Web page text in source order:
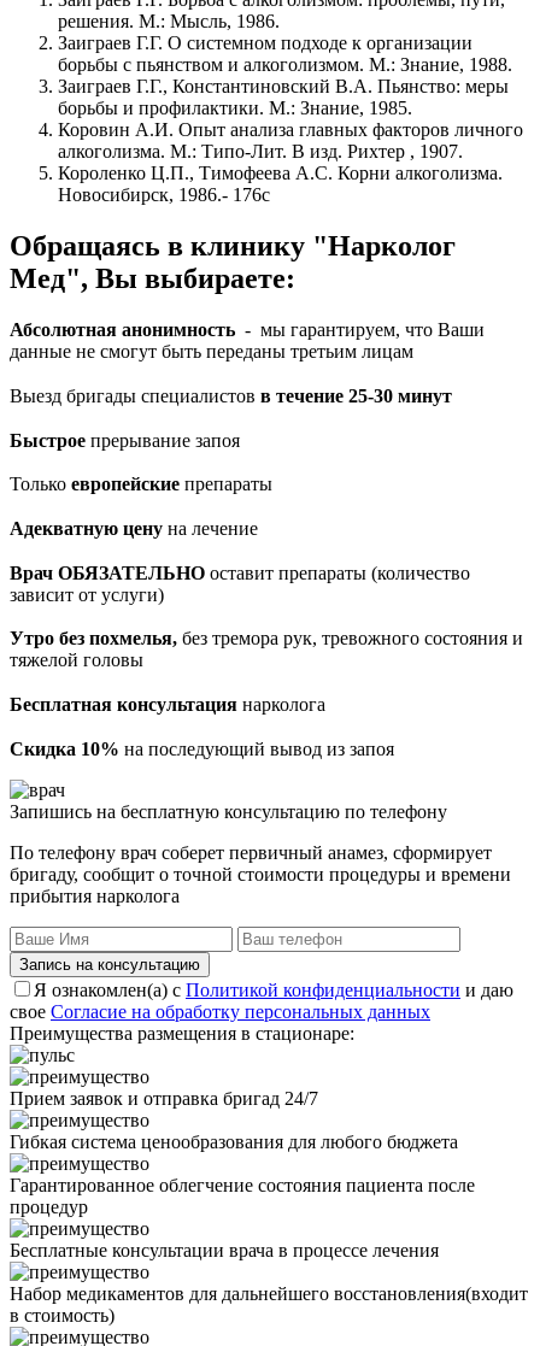
решения. М.: Мысль, 1986.
Заиграев Г.Г. О системном подходе к организации
борьбы с пьянством и алкоголизмом. М.: Знание, 1988.
Заиграев Г.Г., Константиновский В.А. Пьянство: меры
борьбы и профилактики. М.: Знание, 1985.
Коровин А.И. Опыт анализа главных факторов личного
алкоголизма. М.: Типо-Лит. В изд. Рихтер , 1907.
Короленко Ц.П., Тимофеева А.С. Корни алкоголизма.
Новосибирск, 1986.- 176с
Обращаясь в клинику "Нарколог
Мед", Вы выбираете:
Абсолютная анонимность - мы гарантируем, что Ваши
данные не смогут быть переданы третьим лицам
Выезд бригады специалистов в течение 25-30 минут
Быстрое прерывание запоя
Только европейские препараты
Адекватную цену на лечение
Врач ОБЯЗАТЕЛЬНО оставит препараты (количество
зависит от услуги)
Утро без похмелья, без тремора рук, тревожного состояния и
тяжелой головы
Бесплатная консультация нарколога
Скидка 10% на последующий вывод из запоя
Запишись на бесплатную консультацию по телефону
По телефону врач соберет первичный анамез, сформирует
бригаду, сообщит о точной стоимости процедуры и времени
прибытия нарколога
Запись на консультацию
Я ознакомлен(а) с Политикой конфиденциальности и даю
свое Согласие на обработку персональных данных
Преимущества размещения в стационаре:
Прием заявок и отправка бригад 24/7
Гибкая система ценообразования для любого бюджета
Гарантированное облегчение состояния пациента после
процедур
Бесплатные консультации врача в процессе лечения
Набор медикаментов для дальнейшего восстановления(входит
в стоимость)